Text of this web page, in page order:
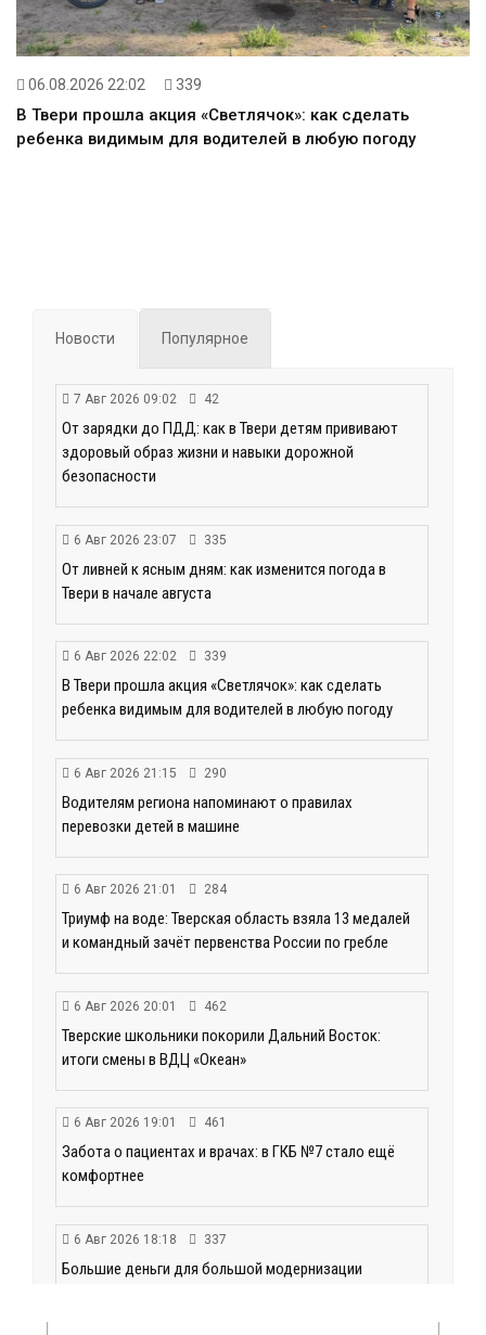
06.08.2026 22:02 339
В Твери прошла акция «Светлячок»: как сделать
ребенка видимым для водителей в любую погоду
Новости Популярное
7 Авг 2026 09:02 42
От зарядки до ПДД: как в Твери детям прививают
здоровый образ жизни и навыки дорожной
безопасности
6 Авг 2026 23:07 335
От ливней к ясным дням: как изменится погода в
Твери в начале августа
6 Авг 2026 22:02 339
В Твери прошла акция «Светлячок»: как сделать
ребенка видимым для водителей в любую погоду
6 Авг 2026 21:15 290
Водителям региона напоминают о правилах
перевозки детей в машине
6 Авг 2026 21:01 284
Триумф на воде: Тверская область взяла 13 медалей
и командный зачёт первенства России по гребле
6 Авг 2026 20:01 462
Тверские школьники покорили Дальний Восток:
итоги смены в ВДЦ «Океан»
6 Авг 2026 19:01 461
Забота о пациентах и врачах: в ГКБ №7 стало ещё
комфортнее
6 Авг 2026 18:18 337
Большие деньги для большой модернизации